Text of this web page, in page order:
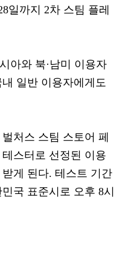
일까지 2차 스팀 플레
아와 북·남미 이용자
일반 이용자에게도
처스 스팀 스토어 페
스터로 선정된 이용
게 된다. 테스트 기간
국 표준시로 오후 8시